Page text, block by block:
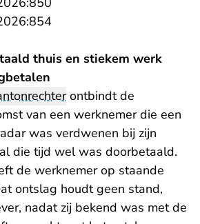
- U verlaat Rechtspraak.nl
thuis en stiekem werk
ontbindt de
van een werknemer die een
was verdwenen bij zijn
die tijd wel was doorbetaald.
de werknemer op staande
ontslag houdt geen stand,
nadat zij bekend was met de